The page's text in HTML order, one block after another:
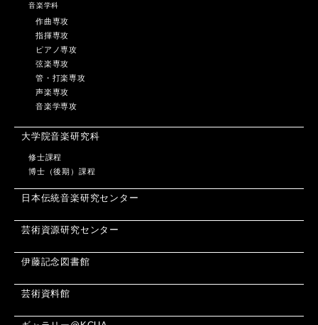
音楽学科
作曲専攻
指揮専攻
ピアノ専攻
弦楽専攻
管・打楽専攻
声楽専攻
音楽学専攻
大学院音楽研究科
修士課程
博士（後期）課程
日本伝統音楽研究センター
芸術資源研究センター
伊藤記念図書館
芸術資料館